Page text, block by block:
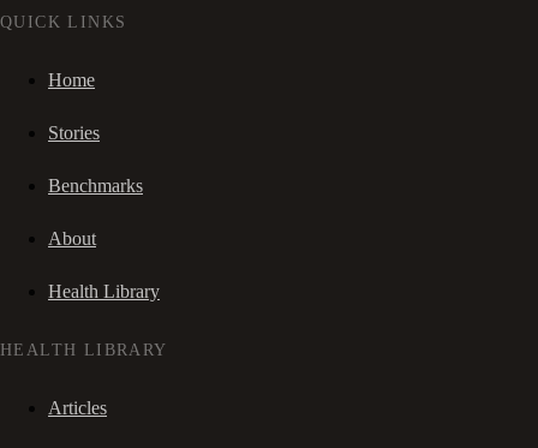
QUICK LINKS
Home
Stories
Benchmarks
About
Health Library
HEALTH LIBRARY
Articles